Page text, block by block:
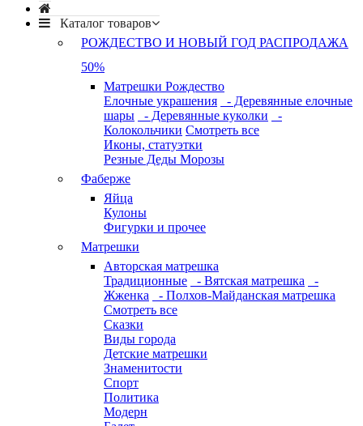
Каталог товаров
РОЖДЕСТВО И НОВЫЙ ГОД РАСПРОДАЖА
50%
Матрешки Рождество
Елочные украшения
- Деревянные елочные
шары
- Деревянные куколки
-
Колокольчики Смотреть все
Иконы, статуэтки
Резные Деды Морозы
Фаберже
Яйца
Кулоны
Фигурки и прочее
Матрешки
Авторская матрешка
Традиционные
- Вятская матрешка
-
Жженка
- Полхов-Майданская матрешка
Смотреть все
Сказки
Виды города
Детские матрешки
Знаменитости
Спорт
Политика
Модерн